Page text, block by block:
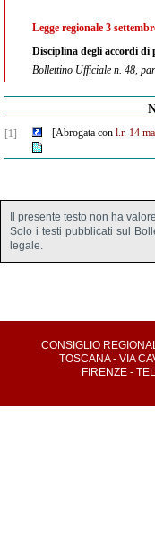
Legge regionale 3
Disciplina degli accordi di
Bollettino Ufficiale n. 48,
[1] [Abrogata con l.r. 14
Il presente testo non ha
Solo i testi pubblicati sul
legale.
CONSIGLIO
TOSCANA - VIA
FIRENZE -